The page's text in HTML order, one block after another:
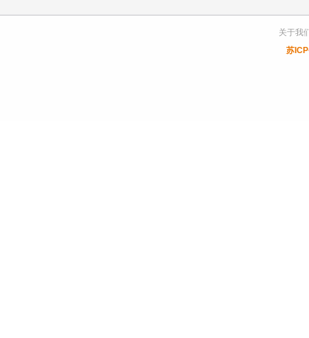
关于我
苏